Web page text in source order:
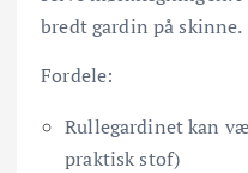
bredt gardin på skinne.
Fordele:
Rullegardinet kan
praktisk stof)